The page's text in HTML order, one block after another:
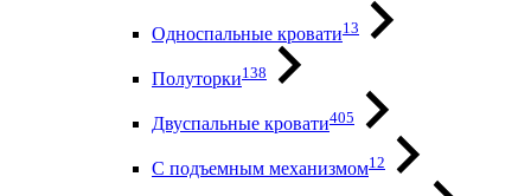
Односпальные кровати13
Полуторки138
Двуспальные кровати405
С подъемным механизмом12